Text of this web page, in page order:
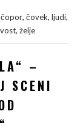
a
r
čopor, čovek, ljudi,
, želje
–
SCENI